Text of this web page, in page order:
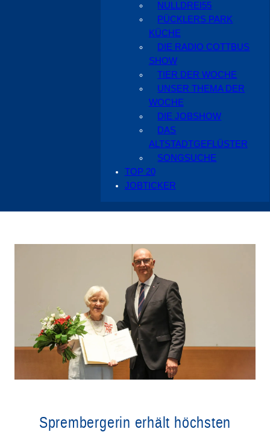
NULLDREI55
PÜCKLERS PARK
KÜCHE
DIE RADIO COTTBUS
SHOW
TIER DER WOCHE
UNSER THEMA DER
WOCHE
DIE JOBSHOW
DAS
ALTSTADTGEFLÜSTER
SONGSUCHE
TOP 20
JOBTICKER
Sprembergerin erhält höchsten